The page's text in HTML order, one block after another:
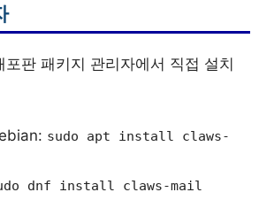
판 패키지 관리자에서 직접 설치
sudo apt install claws-
dnf install claws-mail